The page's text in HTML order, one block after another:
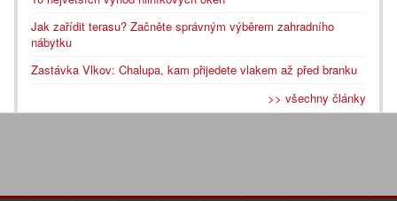
Jak zařídit terasu? Začněte správným výběrem zahradního
nábytku
Zastávka Vlkov: Chalupa, kam přijedete vlakem až před branku
>> všechny články